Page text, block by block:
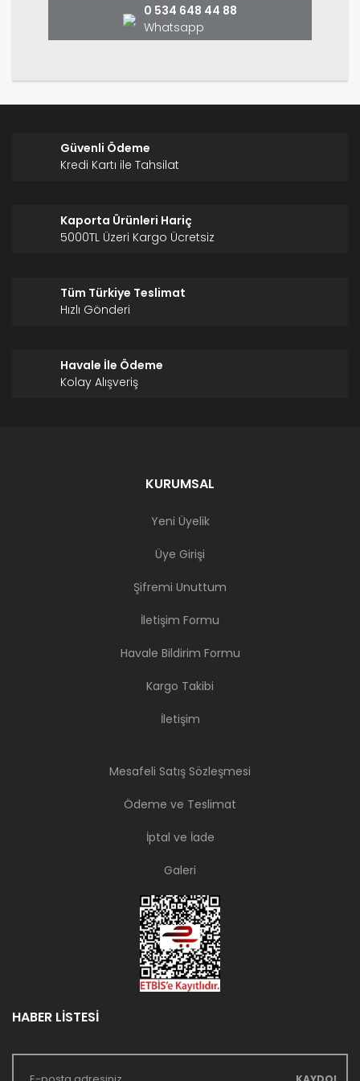
0 534 648 44 88
Whatsapp
Güvenli Ödeme
Kredi Kartı ile Tahsilat
Kaporta Ürünleri Hariç
5000TL Üzeri Kargo Ücretsiz
Tüm Türkiye Teslimat
Hızlı Gönderi
Havale İle Ödeme
Kolay Alışveriş
KURUMSAL
Yeni Üyelik
Üye Girişi
Şifremi Unuttum
İletişim Formu
Havale Bildirim Formu
Kargo Takibi
İletişim
Mesafeli Satış Sözleşmesi
Ödeme ve Teslimat
İptal ve İade
Galeri
HABER LİSTESİ